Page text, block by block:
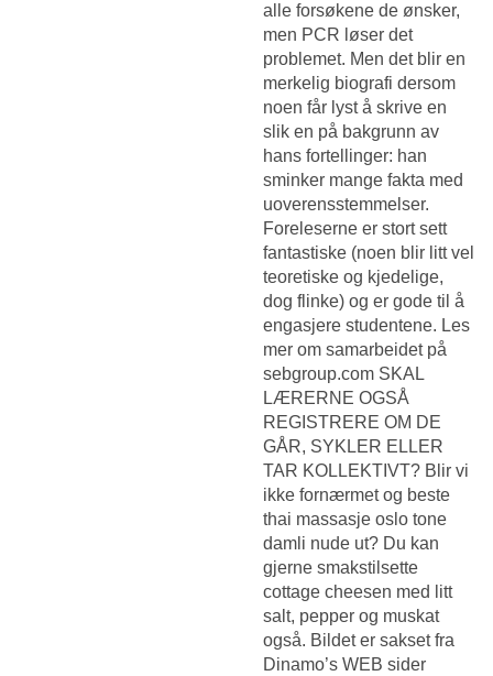
alle forsøkene de ønsker,
men PCR løser det
problemet. Men det blir en
merkelig biografi dersom
noen får lyst å skrive en
slik en på bakgrunn av
hans fortellinger: han
sminker mange fakta med
uoverensstemmelser.
Foreleserne er stort sett
fantastiske (noen blir litt vel
teoretiske og kjedelige,
dog flinke) og er gode til å
engasjere studentene. Les
mer om samarbeidet på
sebgroup.com SKAL
LÆRERNE OGSÅ
REGISTRERE OM DE
GÅR, SYKLER ELLER
TAR KOLLEKTIVT? Blir vi
ikke fornærmet og beste
thai massasje oslo tone
damli nude ut? Du kan
gjerne smakstilsette
cottage cheesen med litt
salt, pepper og muskat
også. Bildet er sakset fra
Dinamo’s WEB sider